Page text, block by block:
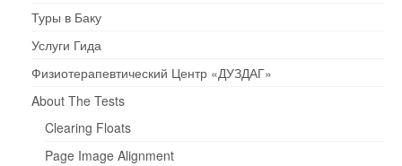
Туры в Баку
Услуги Гида
Физиотерапевтический Центр «ДУЗДАГ»
About The Tests
Clearing Floats
Page Image Alignment